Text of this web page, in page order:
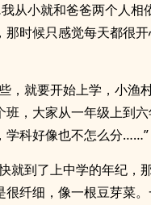
从小就和爸爸两个人相
那时候只感觉每天都很
，就要开始上学，小渔
班，大家从一年级上到
学科好像也不怎么分……”
就到了上中学的年纪，
很纤细，像一根豆芽菜